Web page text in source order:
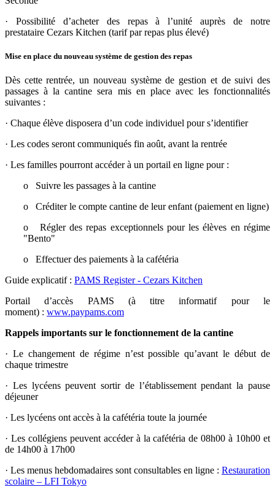
·
Possibilité d’acheter des repas à l’unité auprès de notre
prestataire Cezars Kitchen (tarif par repas plus élevé)
Mise en place du nouveau système de gestion des repas
Dès cette rentrée, un nouveau système de gestion et de suivi des
passages à la cantine sera mis en place avec les fonctionnalités
suivantes :
· Chaque élève disposera d’un code individuel pour s’identifier
· Les codes seront communiqués fin août, avant la rentrée
· Les familles pourront accéder à un portail en ligne pour :
o
Suivre les passages à la cantine
o
Créditer le compte cantine de leur enfant (paiement en ligne)
o
Régler des repas exceptionnels pour les élèves en régime
"Bento"
o
Effectuer des paiements à la cafétéria
Guide explicatif : PAMS Register - Cezars Kitchen
Portail d’accès PAMS (à titre informatif pour le
moment) : www.paypams.com
Rappels importants sur le fonctionnement de la cantine
· Le changement de régime n’est possible qu’avant le début de
chaque trimestre
· Les lycéens peuvent sortir de l’établissement pendant la pause
déjeuner
· Les lycéens ont accès à la cafétéria toute la journée
· Les collégiens peuvent accéder à la cafétéria de 08h00 à 10h00 et
de 14h00 à 17h00
· Les menus hebdomadaires sont consultables en ligne : Restauration
scolaire – LFI Tokyo